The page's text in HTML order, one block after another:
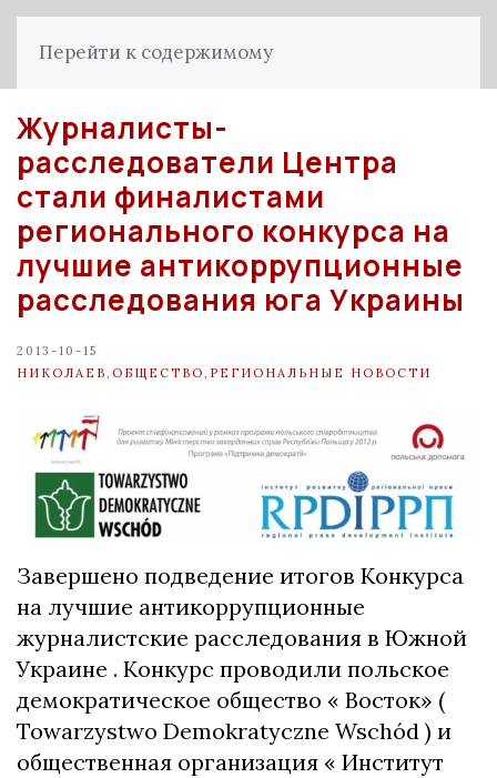
Перейти к содержимому
Журналисты-
расследователи Центра
стали финалистами
регионального конкурса на
лучшие антикоррупционные
расследования юга Украины
2013-10-15
НИКОЛАЕВ ОБЩЕСТВО РЕГИОНАЛЬНЫЕ НОВОСТИ
Завершено подведение итогов Конкурса
на лучшие антикоррупционные
журналистские расследования в Южной
Украине . Конкурс проводили польское
демократическое общество « Восток» (
Towarzystwo Demokratyczne Wschód ) и
общественная организация « Институт